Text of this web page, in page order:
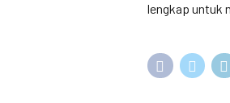
lengkap untuk